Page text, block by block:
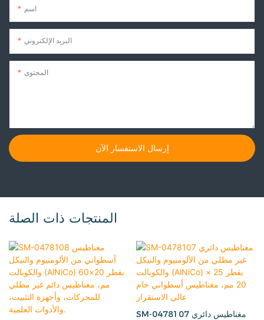
اسم
البريد الإلكتروني
المحتوى
إرسال الاستفسار الآن
المنتجات ذات الصلة
SM-0478107 مغناطيس دائري